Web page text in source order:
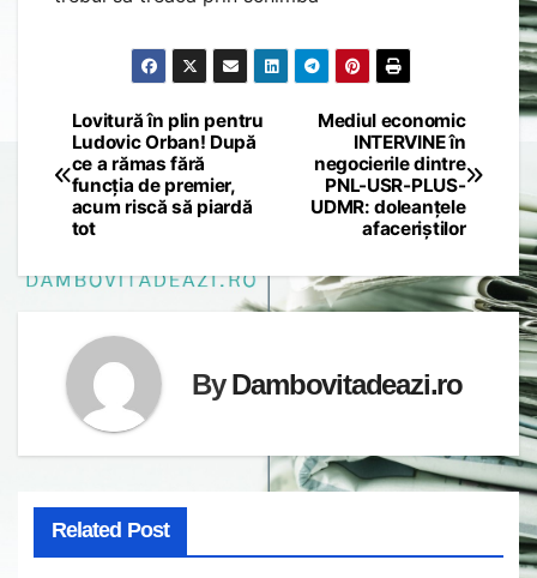
Post
navigation
Mediul economic
INTERVINE în
negocierile dintre
PNL-USR-PLUS-
UDMR: doleanțele
afaceriștilor
Lovitură în plin pentru
Ludovic Orban! După
ce a rămas fără
funcția de premier,
acum riscă să piardă
tot
ByDambovitadeazi.ro
Related Post